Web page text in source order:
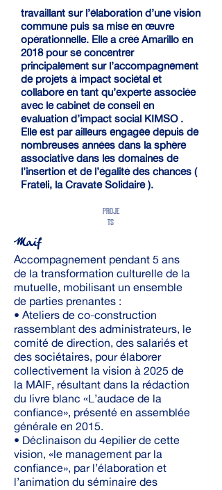
travaillant sur l’élaboration d’une vision
commune puis sa mise en œuvre
opérationnelle. Elle a créé Amarillo en
2018 pour se concentrer
principalement sur l’accompagnement
de projets à impact sociétal et
collabore en tant qu’experte associée
avec le cabinet de conseil en
évaluation d’impact social KIMSO .
Elle est par ailleurs engagée depuis de
nombreuses années dans la sphère
associative dans les domaines de
l’insertion et de l’égalité des chances (
Frateli, la Cravate Solidaire ).
PROJE
TS
Maif
Accompagnement pendant 5 ans
de la transformation culturelle de la
mutuelle, mobilisant un ensemble
de parties prenantes :
• Ateliers de co-construction
rassemblant des administrateurs, le
comité de direction, des salariés et
des sociétaires, pour élaborer
collectivement la vision à 2025 de
la MAIF, résultant dans la rédaction
du livre blanc «L’audace de la
confiance», présenté en assemblée
générale en 2015.
• Déclinaison du 4epilier de cette
vision, «le management par la
confiance», par l’élaboration et
l’animation du séminaire des